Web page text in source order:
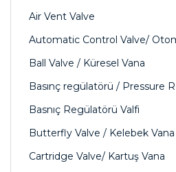
Air Vent Valve
Automatic Control Valve/
Ball Valve / Küresel Vana
Basınç regülatörü / Pressure
Basnıç Regülatörü Valfi
Butterfly Valve / Kelebek Vana
Cartridge Valve/ Kartuş Vana